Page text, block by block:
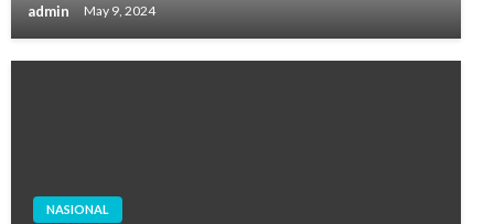
admin May 9, 2024
NASIONAL